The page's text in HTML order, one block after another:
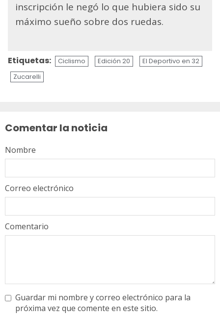
inscripción le negó lo que hubiera sido su
máximo sueño sobre dos ruedas.
Etiquetas: Ciclismo Edición 20
El Deportivo en 32
Zucarelli
Comentar la noticia
Comentario
Nombre
Correo electrónico
Guardar mi nombre y correo electrónico para la
próxima vez que comente en este sitio.